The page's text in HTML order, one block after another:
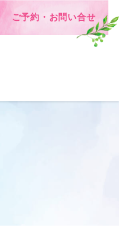
ご予約・お問い合せ